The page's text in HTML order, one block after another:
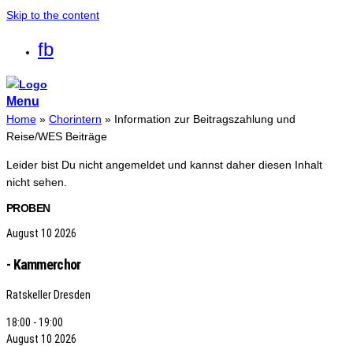
Skip to the content
fb
Menu
Home » Chorintern » Information zur Beitragszahlung und
Reise/WES Beiträge
Leider bist Du nicht angemeldet und kannst daher diesen Inhalt
nicht sehen.
PROBEN
August 10 2026
- Kammerchor
Ratskeller Dresden
18:00 - 19:00
August 10 2026